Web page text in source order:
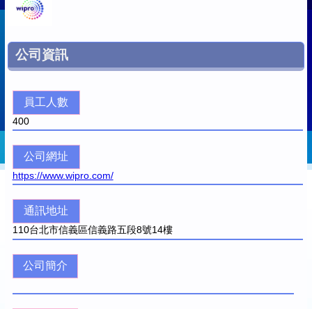
公司資訊
員工人數
400
公司網址
https://www.wipro.com/
通訊地址
110台北市信義區信義路五段8號14樓
公司簡介